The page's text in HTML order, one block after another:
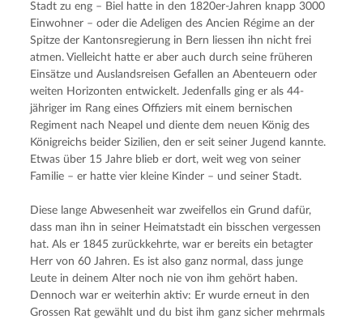
Stadt zu eng – Biel hatte in den 1820er-Jahren knapp 3000
Einwohner – oder die Adeligen des Ancien Régime an der
Spitze der Kantonsregierung in Bern liessen ihn nicht frei
atmen. Vielleicht hatte er aber auch durch seine früheren
Einsätze und Auslandsreisen Gefallen an Abenteuern oder
weiten Horizonten entwickelt. Jedenfalls ging er als 44-
jähriger im Rang eines Offiziers mit einem bernischen
Regiment nach Neapel und diente dem neuen König des
Königreichs beider Sizilien, den er seit seiner Jugend kannte.
Etwas über 15 Jahre blieb er dort, weit weg von seiner
Familie – er hatte vier kleine Kinder – und seiner Stadt.
Diese lange Abwesenheit war zweifellos ein Grund dafür,
dass man ihn in seiner Heimatstadt ein bisschen vergessen
hat. Als er 1845 zurückkehrte, war er bereits ein betagter
Herr von 60 Jahren. Es ist also ganz normal, dass junge
Leute in deinem Alter noch nie von ihm gehört haben.
Dennoch war er weiterhin aktiv: Er wurde erneut in den
Grossen Rat gewählt und du bist ihm ganz sicher mehrmals